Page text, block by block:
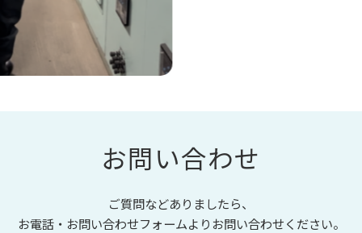
お問い合わせ
ご質問などありましたら、
お電話・お問い合わせフォームよりお問い合わせください。